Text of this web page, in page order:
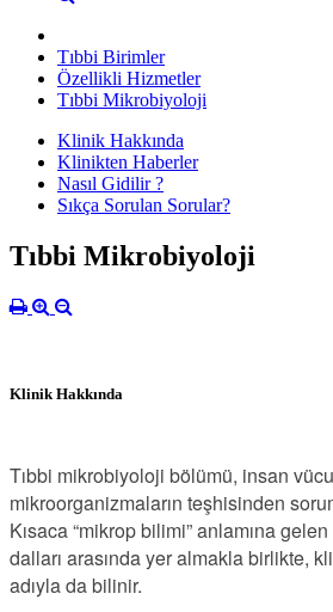
Tıbbi Birimler
Özellikli Hizmetler
Tıbbi Mikrobiyoloji
Klinik Hakkında
Klinikten Haberler
Nasıl Gidilir ?
Sıkça Sorulan Sorular?
Tıbbi Mikrobiyoloji
Klinik Hakkında
Tıbbi mikrobiyoloji bölümü, insan
mikroorganizmaların teşhisinden
Kısaca “mikrop bilimi” anlamına
dalları arasında yer almakla birlikte,
adıyla da bilinir.